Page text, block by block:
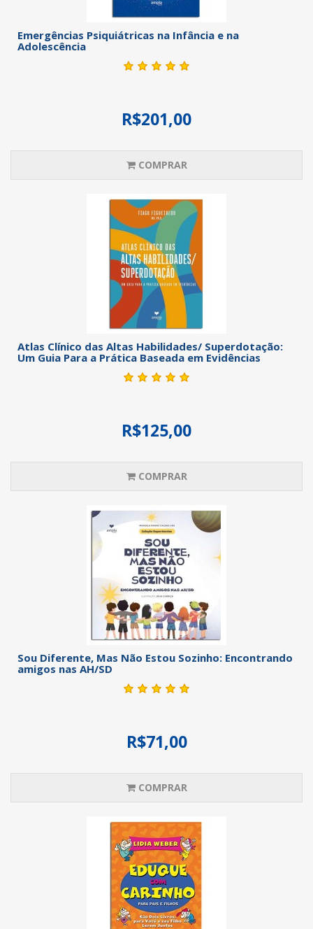
Emergências Psiquiátricas na Infância e na
Adolescência
R$201,00
COMPRAR
Atlas Clínico das Altas Habilidades/ Superdotação:
Um Guia Para a Prática Baseada em Evidências
R$125,00
COMPRAR
Sou Diferente, Mas Não Estou Sozinho: Encontrando
amigos nas AH/SD
R$71,00
COMPRAR